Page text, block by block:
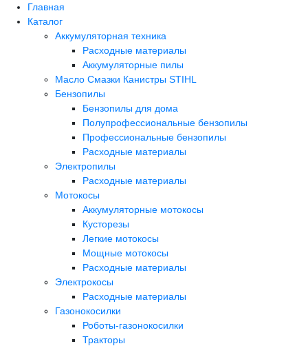
Главная
Каталог
Аккумуляторная техника
Расходные материалы
Аккумуляторные пилы
Масло Смазки Канистры STIHL
Бензопилы
Бензопилы для дома
Полупрофессиональные бензопилы
Профессиональные бензопилы
Расходные материалы
Электропилы
Расходные материалы
Мотокосы
Аккумуляторные мотокосы
Кусторезы
Легкие мотокосы
Мощные мотокосы
Расходные материалы
Электрокосы
Расходные материалы
Газонокосилки
Роботы-газонокосилки
Тракторы